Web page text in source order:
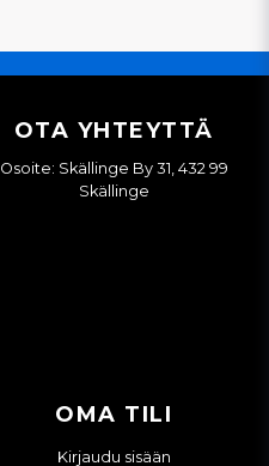
OTA YHTEYTTÄ
Osoite: Skällinge By 31, 432 99
Skällinge
OMA TILI
Kirjaudu sisään